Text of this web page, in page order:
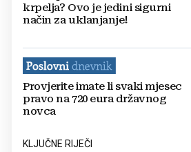
krpelja? Ovo je jedini sigurni
način za uklanjanje!
Provjerite imate li svaki mjesec
pravo na 720 eura državnog
novca
KLJUČNE RIJEČI